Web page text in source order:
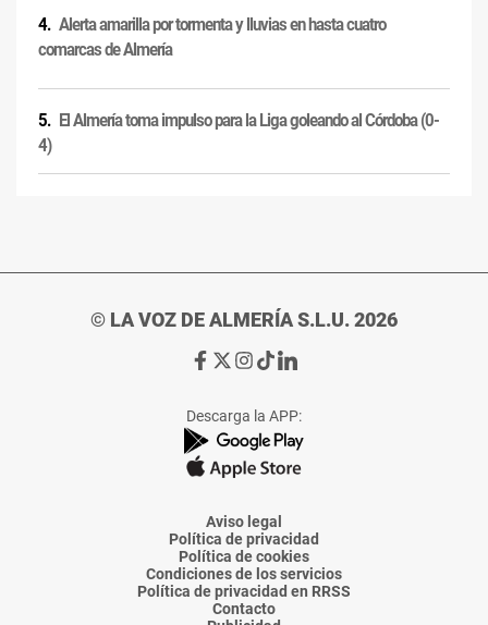
Alerta amarilla por tormenta y lluvias en hasta cuatro
comarcas de Almería
El Almería toma impulso para la Liga goleando al Córdoba (0-
4)
© LA VOZ DE ALMERÍA S.L.U. 2026
Ir
de
La
Voz
Almería
Ir
de
La
Voz
Almería
Ir
de
La
Voz
Almería
Ir
de
La
Voz
Almería
Ir
de
La
Voz
Descarga la APP:
Aviso legal
Política de privacidad
Política de cookies
Condiciones de los servicios
Política de privacidad en RRSS
Contacto